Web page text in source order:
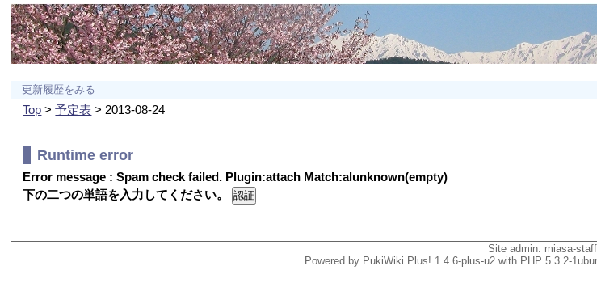
更新履歴をみる
Top >予定表 > 2013-08-24
Runtime error
Error message : Spam check failed. Plugin:attach Match:alunknown(empty)
下の二つの単語を入力してください。
Site admin: miasa-staff
Powered by PukiWiki Plus! 1.4.6-plus-u2 with PHP 5.3.2-